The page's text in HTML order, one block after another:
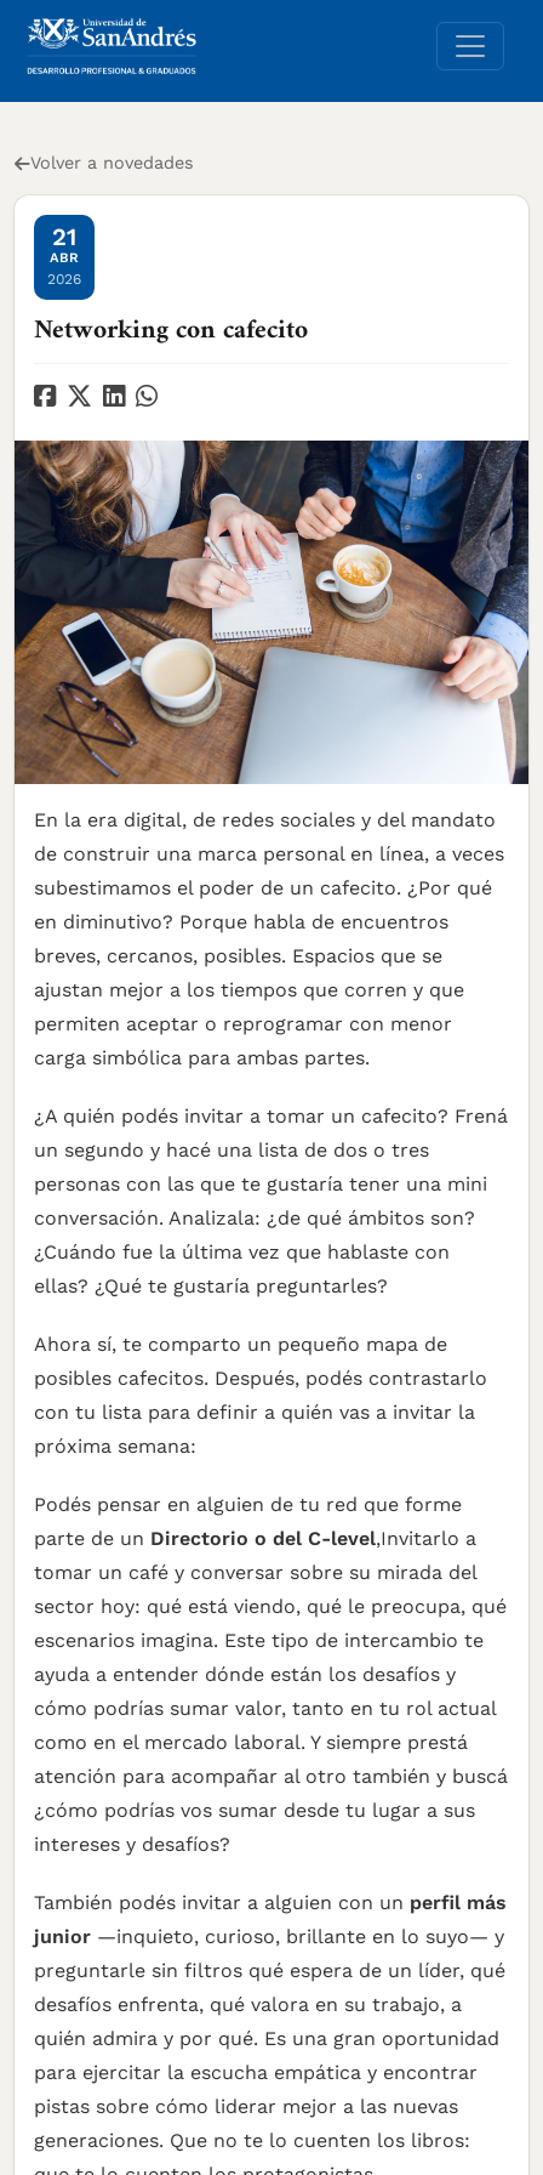
Volver a novedades
21
ABR
2026
Networking con cafecito
En la era digital, de redes sociales y del mandato
de construir una marca personal en línea, a veces
subestimamos el poder de un cafecito. ¿Por qué
en diminutivo? Porque habla de encuentros
breves, cercanos, posibles. Espacios que se
ajustan mejor a los tiempos que corren y que
permiten aceptar o reprogramar con menor
carga simbólica para ambas partes.
¿A quién podés invitar a tomar un cafecito? Frená
un segundo y hacé una lista de dos o tres
personas con las que te gustaría tener una mini
conversación. Analizala: ¿de qué ámbitos son?
¿Cuándo fue la última vez que hablaste con
ellas? ¿Qué te gustaría preguntarles?
Ahora sí, te comparto un pequeño mapa de
posibles cafecitos. Después, podés contrastarlo
con tu lista para definir a quién vas a invitar la
próxima semana:
Podés pensar en alguien de tu red que forme
parte de un Directorio o del C-level,Invitarlo a
tomar un café y conversar sobre su mirada del
sector hoy: qué está viendo, qué le preocupa, qué
escenarios imagina. Este tipo de intercambio te
ayuda a entender dónde están los desafíos y
cómo podrías sumar valor, tanto en tu rol actual
como en el mercado laboral. Y siempre prestá
atención para acompañar al otro también y buscá
¿cómo podrías vos sumar desde tu lugar a sus
intereses y desafíos?
También podés invitar a alguien con un perfil más
junior —inquieto, curioso, brillante en lo suyo— y
preguntarle sin filtros qué espera de un líder, qué
desafíos enfrenta, qué valora en su trabajo, a
quién admira y por qué. Es una gran oportunidad
para ejercitar la escucha empática y encontrar
pistas sobre cómo liderar mejor a las nuevas
generaciones. Que no te lo cuenten los libros: